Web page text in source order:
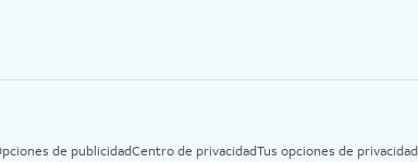
de publicidadCentro de privacidadTus opciones de privacidad